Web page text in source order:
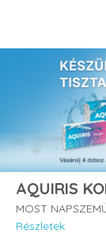
AQUIRIS
MOST
Részletek